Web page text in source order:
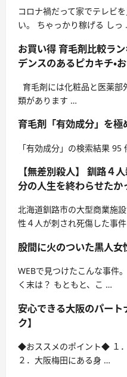
コロナ禍だって家でテレビ
い。 ちゃっかり稼げる しっ
お買い得 育毛剤比較ラ
デンスのあるピカキチ・
育毛剤には化粧品と医薬
類があります …
育毛剤「有効成分」を極
「有効成分」の検索結果 95
【無差別殺人】 釧路４
分の人生を終わらせたか
北海道釧路市の大型商業施
性４人が刺され死傷した事
股間に火のついた黒人女
WEBで見つけたこんな事件
く末は？ もともと、こ …
安心できる大阪のパート
ク】
◆おススメのポイント◆ １．
２．大阪梅田にある身 …